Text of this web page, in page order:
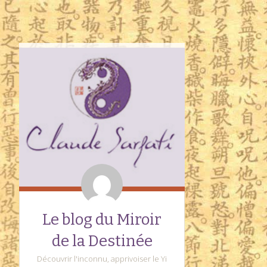
Le blog du Miroir
de la Destinée
Découvrir l'inconnu, apprivoiser le Yi